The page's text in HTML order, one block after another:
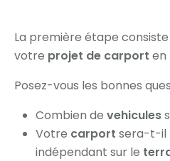
La première étape
votre projet de carport en
Posez-vous les bonnes
Combien de vehicules
Votre carport sera-t-il
indépendant sur le